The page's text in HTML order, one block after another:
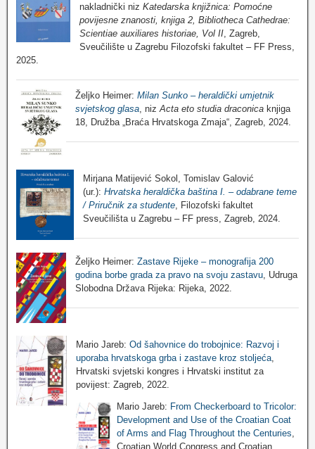
nakladnički niz Katedarska knjižnica: Pomoćne
povijesne znanosti, knjiga 2, Bibliotheca Cathedrae:
Scientiae auxiliares historiae, Vol II, Zagreb,
Sveučilište u Zagrebu Filozofski fakultet – FF Press,
2025.
Željko Heimer: Milan Sunko – heraldički umjetnik
svjetskog glasa , niz Acta eto studia draconica knjiga
18, Družba „Braća Hrvatskoga Zmaja“, Zagreb, 2024.
Mirjana Matijević Sokol, Tomislav Galović
(ur.): Hrvatska heraldička baština I. – odabrane teme
/ Priručnik za studente, Filozofski fakultet
Sveučilišta u Zagrebu – FF press, Zagreb, 2024.
Željko Heimer: Zastave Rijeke – monografija 200
godina borbe grada za pravo na svoju zastavu, Udruga
Slobodna Država Rijeka: Rijeka, 2022.
Mario Jareb: Od šahovnice do trobojnice: Razvoj i
uporaba hrvatskoga grba i zastave kroz stoljeća,
Hrvatski svjetski kongres i Hrvatski institut za
povijest: Zagreb, 2022.
Mario Jareb: From Checkerboard to Tricolor:
Development and Use of the Croatian Coat
of Arms and Flag Throughout the Centuries
Croatian World Congress and Croatian